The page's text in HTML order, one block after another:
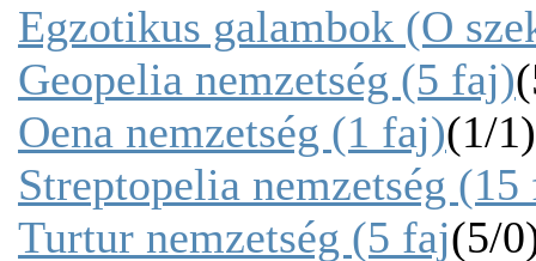
Egzotikus galambok (O
Geopelia nemzetség (5 faj)
Oena nemzetség (1 faj)(1/1)
Streptopelia nemzetség
Turtur nemzetség (5 faj(5/